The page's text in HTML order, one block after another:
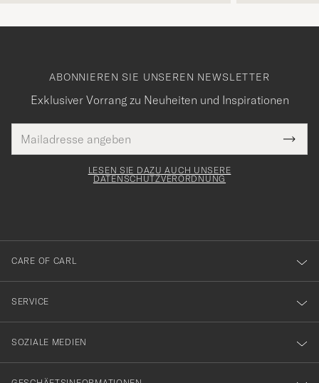
ABONNIEREN SIE UNSEREN NEWSLETTER
Exklusiver Vorrang zu Neuheiten und Inspirationen
Mail
Adresse
Tack
för
dig
till
vårt
nyhetsbrev!
LESEN SIE DAZU AUCH UNSERE
DATENSCHUTZVERORDNUNG
CARE OF CARL
SERVICE
SOZIALE MEDIEN